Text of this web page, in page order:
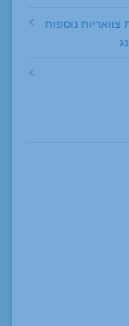
נוספות